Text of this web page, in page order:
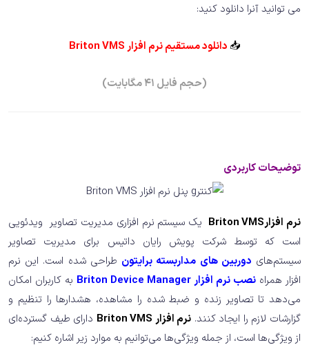
می توانید آنرا دانلود کنید:
📥 دانلود مستقیم نرم افزار Briton VMS
(حجم فایل 41 مگابایت)
توضیحات کاربردی
نرم افزارBriton VMS
یک سیستم نرم افزاری مدیریت تصاویر ویدئویی
است که توسط شرکت پویش رایان داتیس برای مدیریت تصاویر
سیستم‌های دوربین های مداربسته برایتون طراحی شده است. این نرم
افزار همراه نصب نرم افزار Briton Device Manager
به کاربران امکان
می‌دهد تا تصاویر زنده و ضبط شده را مشاهده، هشدارها را تنظیم و
گزارشات لازم را ایجاد کنند. نرم افزار Briton VMS
دارای طیف گسترده‌ای
از ویژگی‌ها است، از جمله ویژگی‌ها می‌توانیم به موارد زیر اشاره کنیم: